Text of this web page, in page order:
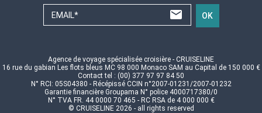
EMAIL* OK
Agence de voyage spécialisée croisière - CRUISELINE
16 rue du gabian Les flots bleus MC 98 000 Monaco SAM au Capital de 150 000 €
Contact tel : (00) 377 97 97 84 50
N° RCI: 05S04380 - Récépissé CCIN n°2007-01231/2007-01232
Garantie financière Groupama N° police 4000717380/0
N° TVA FR. 44 0000 70 465 - RC RSA de 4 000 000 €
© CRUISELINE 2026 - all rights reserved